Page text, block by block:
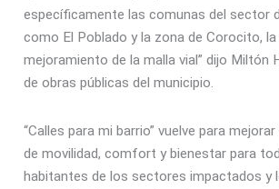
específicamente las comunas del sector
como El Poblado y la zona de Corocito, la
mejoramiento de la malla vial” dijo Miltón
de obras públicas del municipio.
“Calles para mi barrio” vuelve para
de movilidad, comfort y bienestar para
habitantes de los sectores impactados y